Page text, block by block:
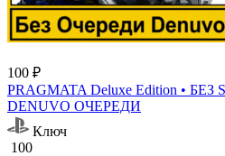
100 ₽
PRAGMATA Deluxe Edition •
DENUVO ОЧЕРЕДИ
Ключ
100